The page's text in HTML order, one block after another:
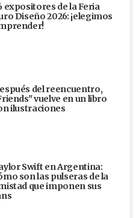
expositores de la Feria
Diseño 2026: ¡elegimos
del reencuentro,
vuelve en un libro
ilustraciones
Swift en Argentina:
son las pulseras de la
que imponen sus